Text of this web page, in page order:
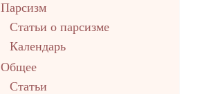
Парсизм
Статьи о парсизме
Календарь
Общее
Статьи